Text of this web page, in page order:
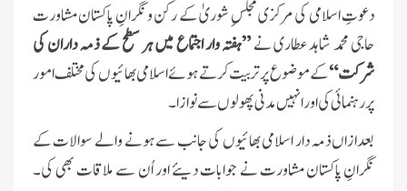
دعوتِ اسلامی کی مرکزی مجلسِ شوریٰ کے رکن و نگرانِ پاکستان مشاورت
حاجی محمد شاہد عطاری نے”ہفتہ وار اجتماع میں ہر سطح کے ذمہ داران کی
شرکت“کے موضوع پر تربیت کرتے ہوئے اسلامی بھائیوں کی مختلف امور
پر رہنمائی کی اور انہیں مدنی پھولوں سے نوازا۔
بعدازاں ذمہ دار اسلامی بھائیوں کی جانب سے ہونے والے سوالات کے
نگرانِ پاکستان مشاورت نے جوابات دیئے اور اُن سے ملاقات بھی کی۔